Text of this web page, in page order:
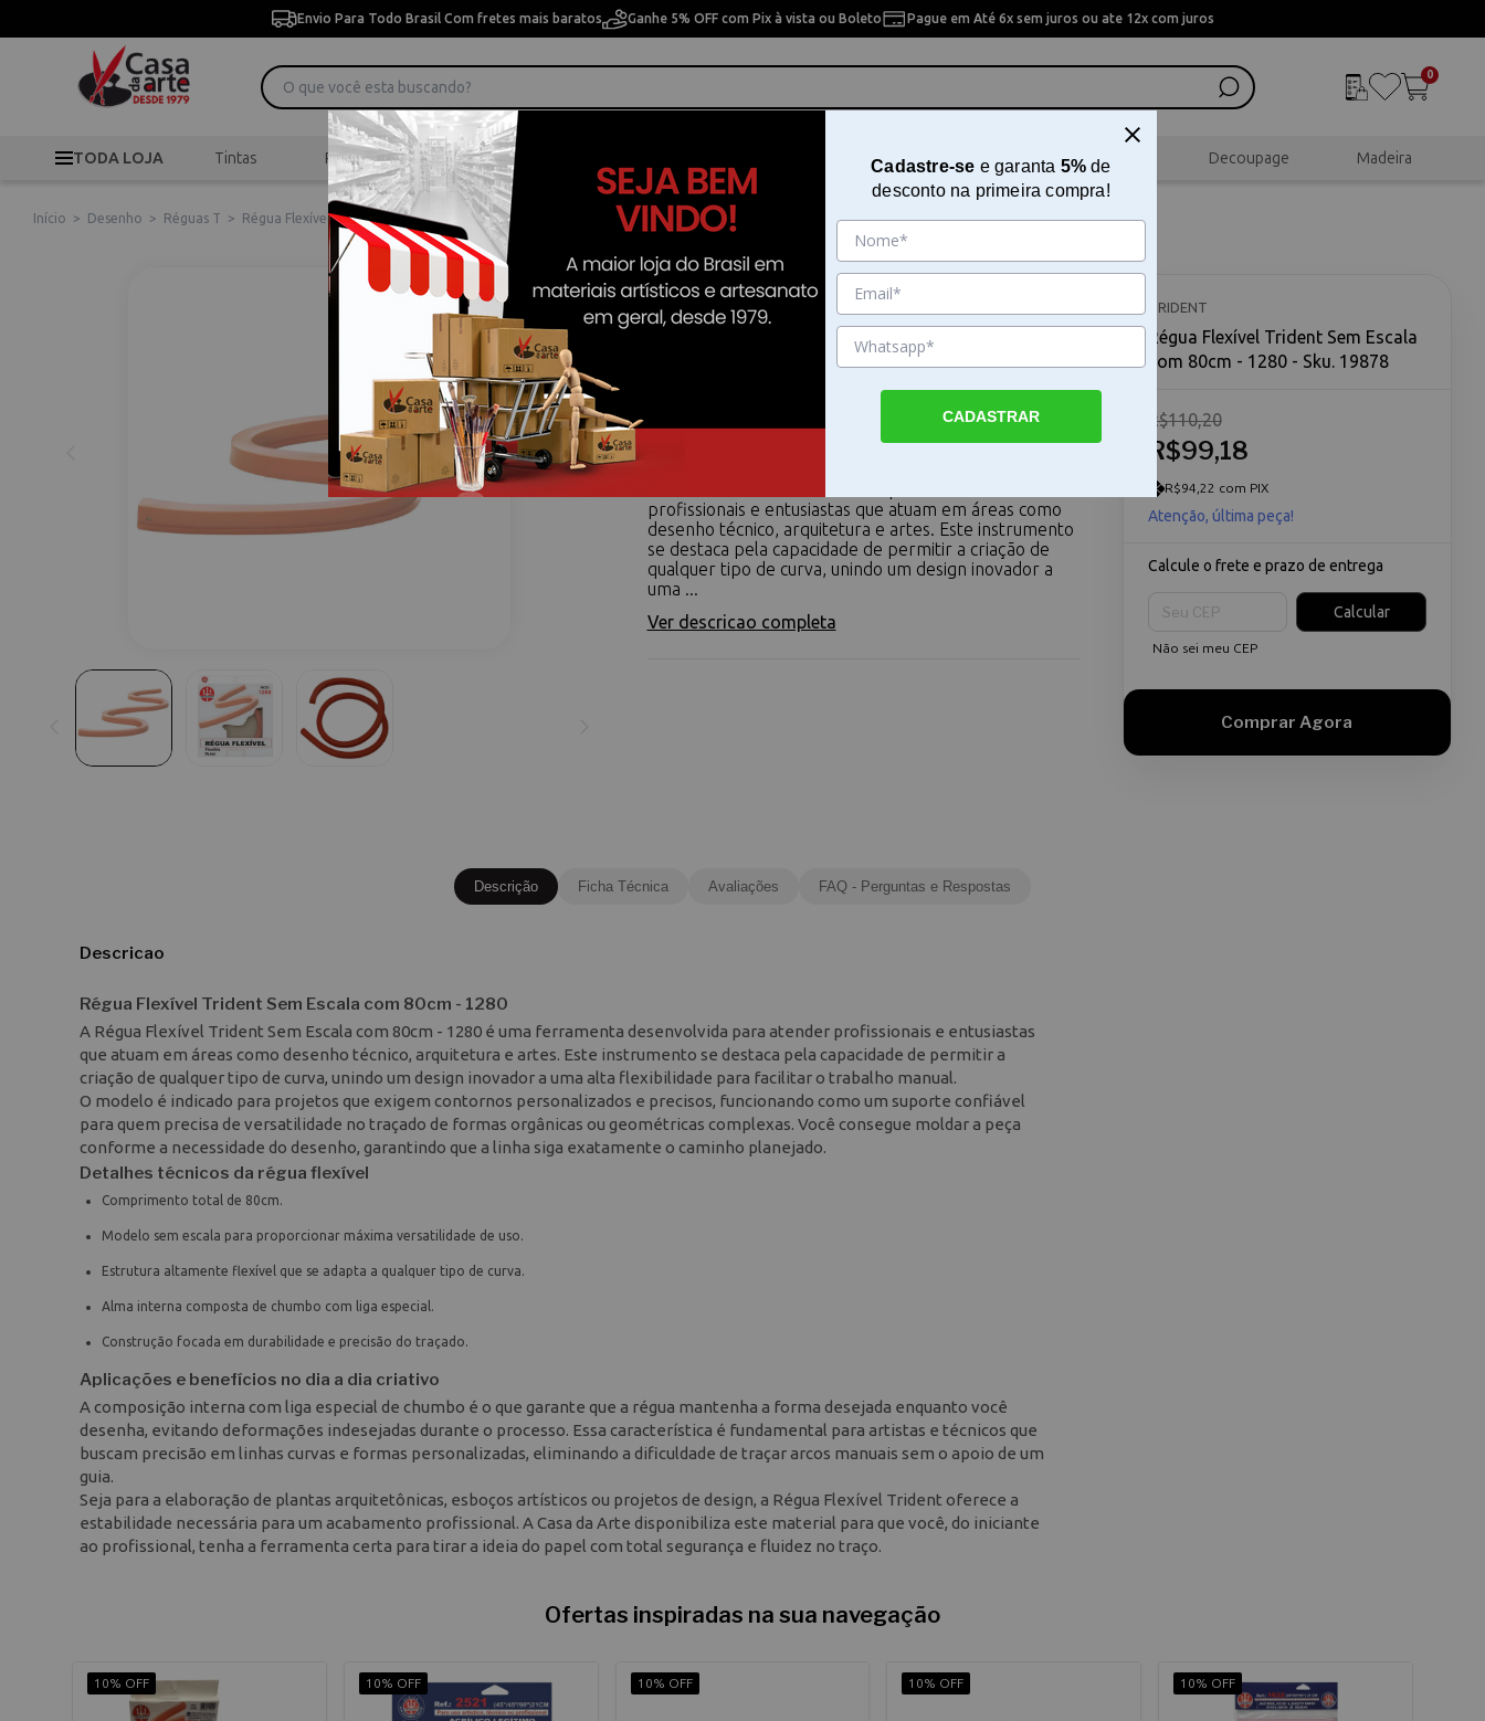
Envio Para Todo Brasil Com fretes mais baratos Ganhe 5% OFF com Pix à vista ou Boleto Pague em Até 6x sem juros ou ate 12x com juros
0
TODA LOJA Tintas Pincéis Desenho Pintura Artesanal Scrapbook Decoupage Madeira
Início > Desenho > Réguas T > Régua Flexível Trident Sem Escala com 80cm - 1280
Régua Flexível Trident Sem Escala com
80cm - 1280
Régua Flexível Trident Sem Escala com 80cm - 1280 A
profissionais e entusiastas que atuam em áreas como
desenho técnico, arquitetura e artes. Este instrumento
se destaca pela capacidade de permitir a criação de
qualquer tipo de curva, unindo um design inovador a
uma ...
Ver descricao completa
TRIDENT
Régua Flexível Trident Sem Escala
com 80cm - 1280 - Sku. 19878
R$99,18
R$110,20
R$94,22 com PIX
Atenção, última peça!
Calcule o frete e prazo de entrega
Calcular
Não sei meu CEP
Descrição Ficha Técnica Avaliações FAQ - Perguntas e Respostas
Descricao
Régua Flexível Trident Sem Escala com 80cm - 1280
A Régua Flexível Trident Sem Escala com 80cm - 1280 é uma ferramenta desenvolvida para atender profissionais e entusiastas
que atuam em áreas como desenho técnico, arquitetura e artes. Este instrumento se destaca pela capacidade de permitir a
criação de qualquer tipo de curva, unindo um design inovador a uma alta flexibilidade para facilitar o trabalho manual.
O modelo é indicado para projetos que exigem contornos personalizados e precisos, funcionando como um suporte confiável
para quem precisa de versatilidade no traçado de formas orgânicas ou geométricas complexas. Você consegue moldar a peça
conforme a necessidade do desenho, garantindo que a linha siga exatamente o caminho planejado.
Detalhes técnicos da régua flexível
Comprimento total de 80cm.
Modelo sem escala para proporcionar máxima versatilidade de uso.
Estrutura altamente flexível que se adapta a qualquer tipo de curva.
Alma interna composta de chumbo com liga especial.
Construção focada em durabilidade e precisão do traçado.
Aplicações e benefícios no dia a dia criativo
A composição interna com liga especial de chumbo é o que garante que a régua mantenha a forma desejada enquanto você
desenha, evitando deformações indesejadas durante o processo. Essa característica é fundamental para artistas e técnicos que
buscam precisão em linhas curvas e formas personalizadas, eliminando a dificuldade de traçar arcos manuais sem o apoio de um
guia.
Seja para a elaboração de plantas arquitetônicas, esboços artísticos ou projetos de design, a Régua Flexível Trident oferece a
estabilidade necessária para um acabamento profissional. A Casa da Arte disponibiliza este material para que você, do iniciante
ao profissional, tenha a ferramenta certa para tirar a ideia do papel com total segurança e fluidez no traço.
Ofertas inspiradas na sua navegação
10% OFF 10% OFF 10% OFF 10% OFF 10% OFF
Cadastre-se e garanta 5%de
desconto na primeira compra!
CADASTRAR